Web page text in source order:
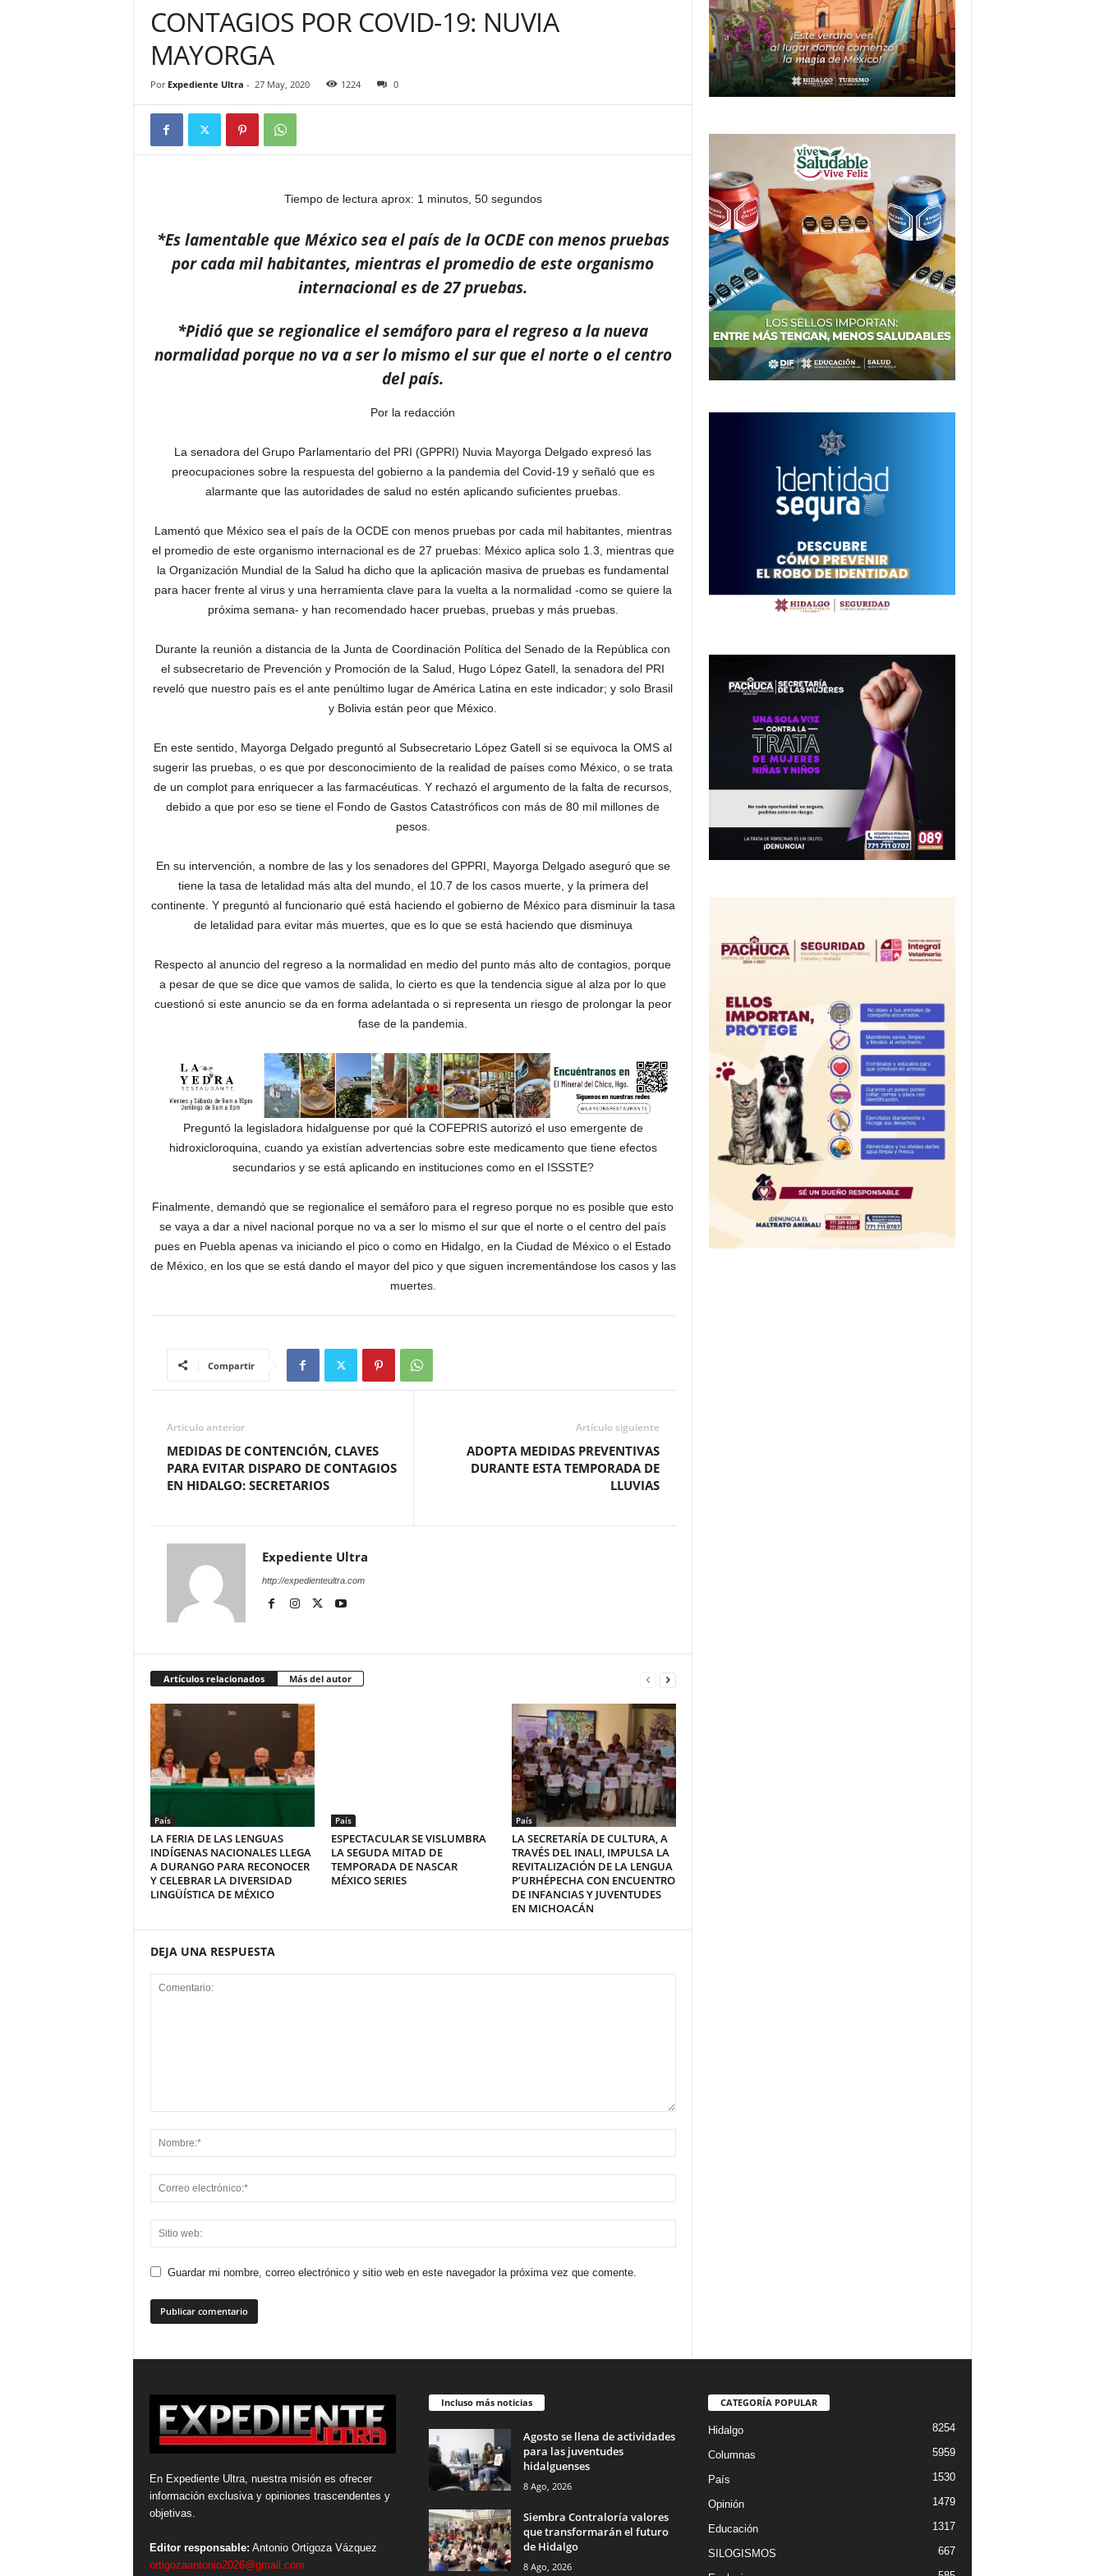
CONTAGIOS POR COVID-19: NUVIA
MAYORGA
Por Expediente Ultra - 27 May, 2020 1224 0
Tiempo de lectura aprox: 1 minutos, 50 segundos
*Es lamentable que México sea el país de la OCDE con menos pruebas
por cada mil habitantes, mientras el promedio de este organismo
internacional es de 27 pruebas.
*Pidió que se regionalice el semáforo para el regreso a la nueva
normalidad porque no va a ser lo mismo el sur que el norte o el centro
del país.
Por la redacción
La senadora del Grupo Parlamentario del PRI (GPPRI) Nuvia Mayorga Delgado expresó las
preocupaciones sobre la respuesta del gobierno a la pandemia del Covid-19 y señaló que es
alarmante que las autoridades de salud no estén aplicando suficientes pruebas.
Lamentó que México sea el país de la OCDE con menos pruebas por cada mil habitantes, mientras
el promedio de este organismo internacional es de 27 pruebas: México aplica solo 1.3, mientras que
la Organización Mundial de la Salud ha dicho que la aplicación masiva de pruebas es fundamental
para hacer frente al virus y una herramienta clave para la vuelta a la normalidad -como se quiere la
próxima semana- y han recomendado hacer pruebas, pruebas y más pruebas.
Durante la reunión a distancia de la Junta de Coordinación Política del Senado de la República con
el subsecretario de Prevención y Promoción de la Salud, Hugo López Gatell, la senadora del PRI
reveló que nuestro país es el ante penúltimo lugar de América Latina en este indicador; y solo Brasil
y Bolivia están peor que México.
En este sentido, Mayorga Delgado preguntó al Subsecretario López Gatell si se equivoca la OMS al
sugerir las pruebas, o es que por desconocimiento de la realidad de países como México, o se trata
de un complot para enriquecer a las farmacéuticas. Y rechazó el argumento de la falta de recursos,
debido a que por eso se tiene el Fondo de Gastos Catastróficos con más de 80 mil millones de
pesos.
En su intervención, a nombre de las y los senadores del GPPRI, Mayorga Delgado aseguró que se
tiene la tasa de letalidad más alta del mundo, el 10.7 de los casos muerte, y la primera del
continente. Y preguntó al funcionario qué está haciendo el gobierno de México para disminuir la tasa
de letalidad para evitar más muertes, que es lo que se está haciendo que disminuya
Respecto al anuncio del regreso a la normalidad en medio del punto más alto de contagios, porque
a pesar de que se dice que vamos de salida, lo cierto es que la tendencia sigue al alza por lo que
cuestionó si este anuncio se da en forma adelantada o si representa un riesgo de prolongar la peor
fase de la pandemia.
Preguntó la legisladora hidalguense por qué la COFEPRIS autorizó el uso emergente de
hidroxicloroquina, cuando ya existían advertencias sobre este medicamento que tiene efectos
secundarios y se está aplicando en instituciones como en el ISSSTE?
Finalmente, demandó que se regionalice el semáforo para el regreso porque no es posible que esto
se vaya a dar a nivel nacional porque no va a ser lo mismo el sur que el norte o el centro del país
pues en Puebla apenas va iniciando el pico o como en Hidalgo, en la Ciudad de México o el Estado
de México, en los que se está dando el mayor del pico y que siguen incrementándose los casos y las
muertes.
Compartir
Artículo anterior
MEDIDAS DE CONTENCIÓN, CLAVES
PARA EVITAR DISPARO DE CONTAGIOS
EN HIDALGO: SECRETARIOS
Artículo siguiente
ADOPTA MEDIDAS PREVENTIVAS
DURANTE ESTA TEMPORADA DE
LLUVIAS
Expediente Ultra
http://expedienteultra.com
Artículos relacionados Más del autor
País
LA FERIA DE LAS LENGUAS
INDÍGENAS NACIONALES LLEGA
A DURANGO PARA RECONOCER
Y CELEBRAR LA DIVERSIDAD
LINGÜÍSTICA DE MÉXICO
País
ESPECTACULAR SE VISLUMBRA
LA SEGUDA MITAD DE
TEMPORADA DE NASCAR
MÉXICO SERIES
País
LA SECRETARÍA DE CULTURA, A
TRAVÉS DEL INALI, IMPULSA LA
REVITALIZACIÓN DE LA LENGUA
P’URHÉPECHA CON ENCUENTRO
DE INFANCIAS Y JUVENTUDES
EN MICHOACÁN
DEJA UNA RESPUESTA
Guardar mi nombre, correo electrónico y sitio web en este navegador la próxima vez que comente.
En Expediente Ultra, nuestra misión es ofrecer
información exclusiva y opiniones trascendentes y
objetivas.
Editor responsable: Antonio Ortigoza Vázquez
ortigozaantonio2026@gmail.com
Incluso más noticias
Agosto se llena de actividades
para las juventudes
hidalguenses
8 Ago, 2026
Siembra Contraloría valores
que transformarán el futuro
de Hidalgo
8 Ago, 2026
CATEGORÍA POPULAR
Hidalgo 8254
Columnas 5959
País 1530
Opinión 1479
Educación 1317
SILOGISMOS 667